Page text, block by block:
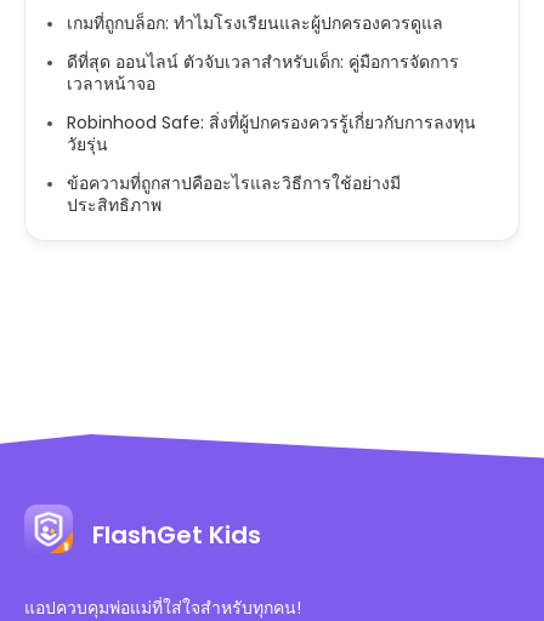
เกมที่ถูกบล็อก: ทำไมโรงเรียนและผู้ปกครองควรดูแล
ดีที่สุด ออนไลน์ ตัวจับเวลาสำหรับเด็ก: คู่มือการจัดการ
เวลาหน้าจอ
Robinhood Safe: สิ่งที่ผู้ปกครองควรรู้เกี่ยวกับการลงทุน
วัยรุ่น
ข้อความที่ถูกสาปคืออะไรและวิธีการใช้อย่างมี
ประสิทธิภาพ
FlashGet Kids
แอปควบคุมพ่อแม่ที่ใส่ใจสำหรับทุกคน!